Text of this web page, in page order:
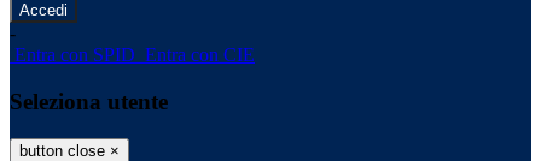
-
Entra con SPID Entra con CIE
Seleziona utente
button close ×